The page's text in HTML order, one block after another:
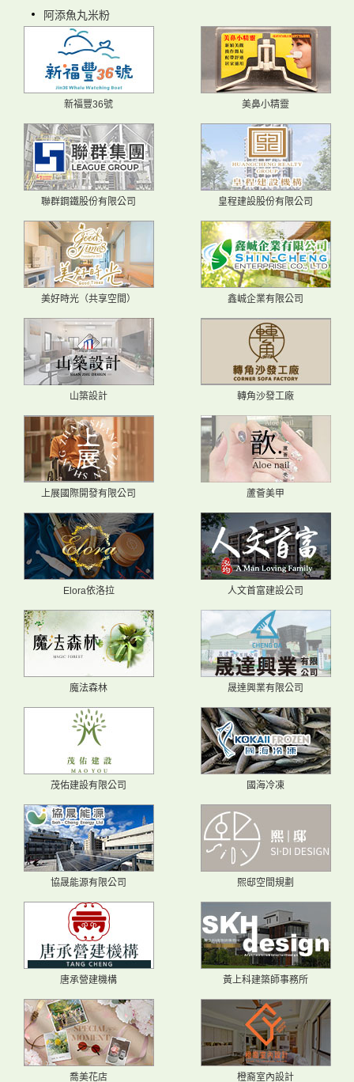
阿添魚丸米粉
新福豐36號 美鼻小精靈
聯群鋼鐵股份有限公司 皇程建設股份有限公司
美好時光（共享空間） 鑫峸企業有限公司
山築設計 轉角沙發工廠
上展國際開發有限公司 蘆薈美甲
Elora依洛拉 人文首富建設公司
魔法森林 晟達興業有限公司
茂佑建設有限公司 國海冷凍
協晟能源有限公司 熙邸空間規劃
唐承營建機構 黃上科建築師事務所
喬美花店 橙裔室內設計